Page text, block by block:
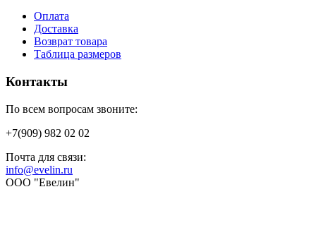
Оплата
Доставка
Возврат товара
Таблица размеров
Контакты
По всем вопросам звоните:
+7(909) 982 02 02
Почта для связи:
info@evelin.ru
ООО "Евелин"